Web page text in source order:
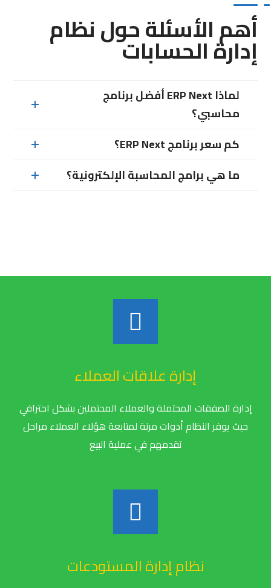
أهم الأسئلة حول نظام
إدارة الحسابات
لماذا ERP Next أفضل برنامج
محاسبي؟
كم سعر برنامج ERP Next؟
ما هي برامج المحاسبة الإلكترونية؟
إدارة علاقات العملاء
إدارة الصفقات المحتملة والعملاء المحتملين بشكل احترافي
حيث يوفر النظام أدوات مرنة لمتابعة هؤلاء العملاء مراحل
تقدمهم في عملية البيع
نظام إدارة المستودعات